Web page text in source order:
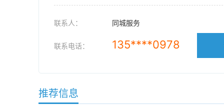
联系人： 同城服务
联系电话： 135****0978
推荐信息